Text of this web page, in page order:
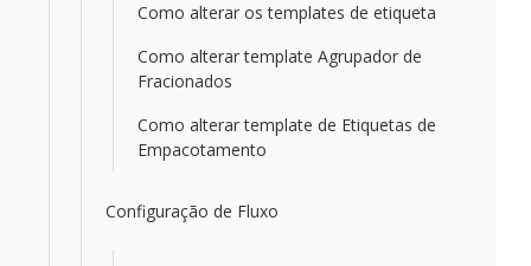
Como alterar os templates de etiqueta
Como alterar template Agrupador de
Fracionados
Como alterar template de Etiquetas de
Empacotamento
Configuração de Fluxo